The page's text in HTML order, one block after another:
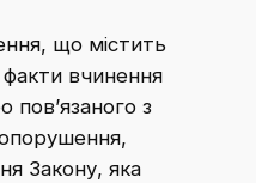
що містить
вчинення
пов’язаного з
Закону, яка